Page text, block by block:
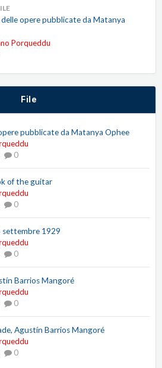
opere pubblicate da Matanya
Porqueddu
File
pubblicate da Matanya Ophee
0
of the guitar
0
settembre 1929
0
Barrios Mangoré
0
Agustín Barrios Mangoré
0